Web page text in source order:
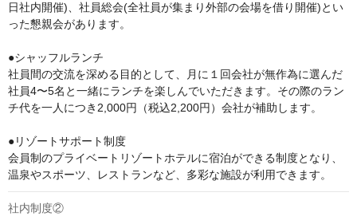
日社内開催)、社員総会(全社員が集まり外部の会場を借り開催)とい
った懇親会があります。
●シャッフルランチ
社員間の交流を深める目的として、月に１回会社が無作為に選んだ
社員4〜5名と一緒にランチを楽しんでいただきます。その際のラン
チ代を一人につき2,000円（税込2,200円）会社が補助します。
●リゾートサポート制度
会員制のプライベートリゾートホテルに宿泊ができる制度となり、
温泉やスポーツ、レストランなど、多彩な施設が利用できます。
社内制度②